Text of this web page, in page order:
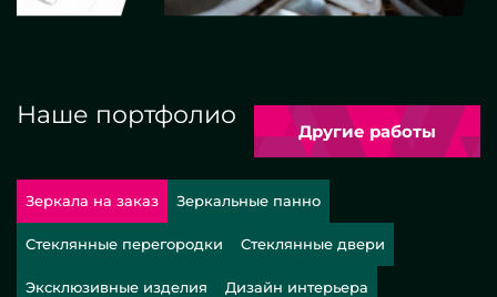
Наше портфолио
Другие работы
Зеркала на заказ Зеркальные панно
Стеклянные перегородки Стеклянные двери
Эксклюзивные изделия Дизайн интерьера